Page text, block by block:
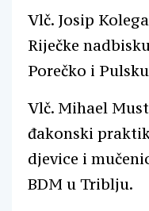
Vlč. Josip
Riječke
Porečko i
Vlč. Mihael
đakonski
djevice i
BDM u Triblju.